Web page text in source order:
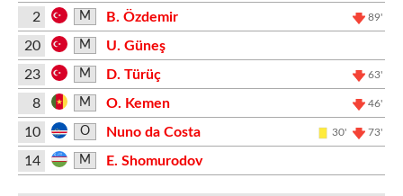
2
M B. Özdemir 89'
20 M
U. Güneş
23
M D. Türüç 63'
8 M O. Kemen 46'
10 O Nuno da Costa 30' 73'
14 M E. Shomurodov